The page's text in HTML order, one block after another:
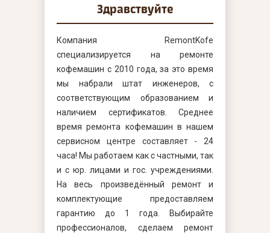
Здравствуйте
Компания RemontKofe
специализируется на ремонте
кофемашин с 2010 года, за это время
мы набрали штат инженеров, с
соответствующим образованием и
наличием сертификатов. Среднее
время ремонта кофемашин в нашем
сервисном центре составляет - 24
часа! Мы работаем как с частными, так
и с юр. лицами и гос. учреждениями.
На весь произведённый ремонт и
комплектующие предоставляем
гарантию до 1 года. Выбирайте
профессионалов, сделаем ремонт